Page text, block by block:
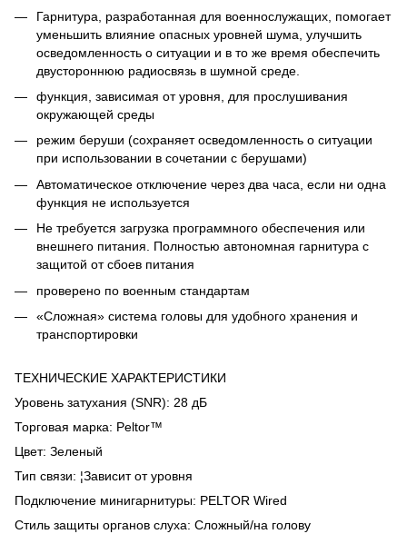
Гарнитура, разработанная для военнослужащих, помогает
уменьшить влияние опасных уровней шума, улучшить
осведомленность о ситуации и в то же время обеспечить
двустороннюю радиосвязь в шумной среде.
функция, зависимая от уровня, для прослушивания
окружающей среды
режим беруши (сохраняет осведомленность о ситуации
при использовании в сочетании с берушами)
Автоматическое отключение через два часа, если ни одна
функция не используется
Не требуется загрузка программного обеспечения или
внешнего питания. Полностью автономная гарнитура с
защитой от сбоев питания
проверено по военным стандартам
«Сложная» система головы для удобного хранения и
транспортировки
ТЕХНИЧЕСКИЕ ХАРАКТЕРИСТИКИ
Уровень затухания (SNR)‎: 28 дБ
Торговая марка: Peltor™
Цвет: Зеленый
Тип связи‎: ¦Зависит от уровня
Подключение минигарнитуры‎: PELTOR Wired
Стиль защиты органов слуха: Сложный/на голову